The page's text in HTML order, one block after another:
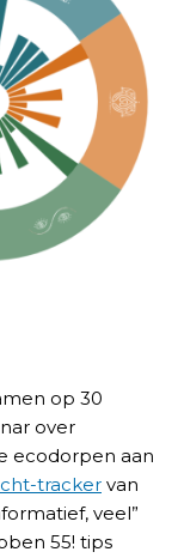
op 30
over
ecodorpen aan
tracker van
veel”
55! tips